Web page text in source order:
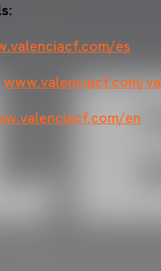
es
www.valenciacf.com/va
en